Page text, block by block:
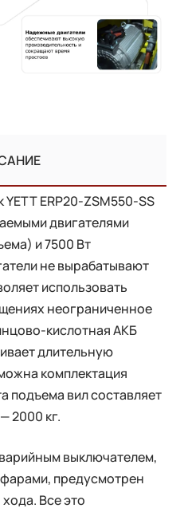
ERP20-ZSM550-SS
двигателями
и 7500 Вт
не вырабатывают
использовать
неограниченное
кислотная АКБ
длительную
комплектация
подъема вил составляет
2000 кг.
выключателем,
предусмотрен
Все это